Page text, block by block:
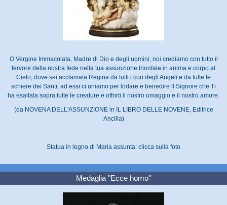
O Vergine Immacolata, Madre di Dio e degli uomini, noi crediamo con tutto il
fervore della nostra fede nella tua assunzione trionfale in anima e corpo al
Cielo, dove sei acclamata Regina da tutti i cori degli Angeli e da tutte le
schiere dei Santi; ad essi ci uniamo per lodare e benedire il Signore che Ti
ha esaltata sopra tutte le creature e offrirti il nostro omaggio e il nostro amore.
(da NOVENA DELL'ASSUNZIONE in IL LIBRO DELLE NOVENE, Editrice
Ancilla)
Statua in legno di Maria assunta: clicca sulla foto
Medaglia "Ecce homo"